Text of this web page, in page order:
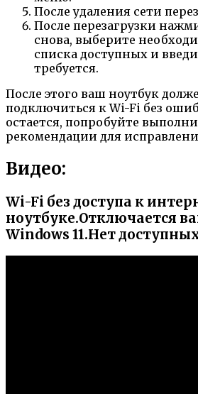
После удаления сети
После перезагрузки
снова, выберите
списка доступных и
требуется.
После этого ваш ноутбук
подключиться к Wi-Fi без
остается, попробуйте
рекомендации для
Видео:
Wi-Fi без доступа к
ноутбуке.Отключается
Windows 11.Нет